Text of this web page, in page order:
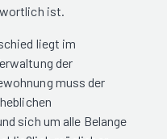
ist.
liegt im
der
muss der
sich um alle Belange